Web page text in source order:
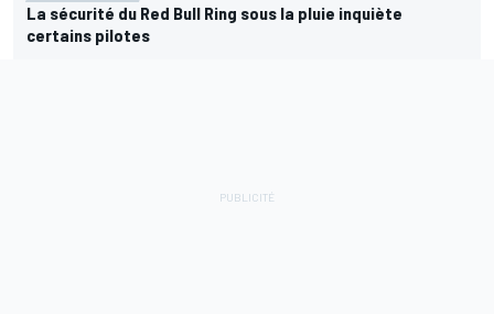
La sécurité du Red Bull Ring sous la pluie inquiète
certains pilotes